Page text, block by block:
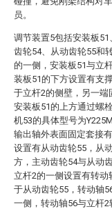
员。
调节装置5包括安装板
齿轮54、从动齿轮55和
的一侧，安装板51与立
装板51的下方设置有支
于立杆2的侧壁，另一端
安装板51的上方通过螺
机53的具体型号为
输出轴外表面固定套接
设置有从动齿轮55，从
方，主动齿轮54与从动
立杆2的一侧设置有转
于从动齿轮55，转动轴
一侧，转动轴56与立杆